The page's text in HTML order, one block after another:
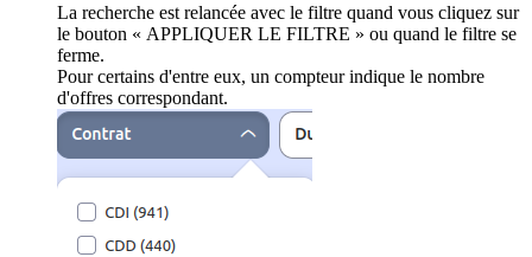
La recherche est relancée avec le filtre quand vous cliquez sur
le bouton « APPLIQUER LE FILTRE » ou quand le filtre se
ferme.
Pour certains d'entre eux, un compteur indique le nombre
d'offres correspondant.